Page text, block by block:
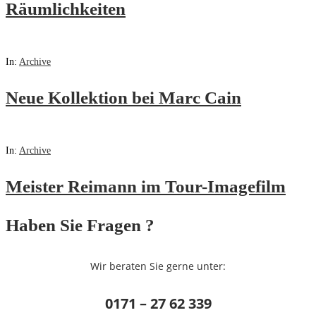
Räumlichkeiten
In: Archive
Neue Kollektion bei Marc Cain
In: Archive
Meister Reimann im Tour-Imagefilm
Haben Sie Fragen ?
Wir beraten Sie gerne unter:
0171 – 27 62 339